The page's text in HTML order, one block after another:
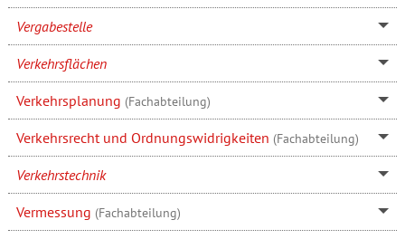
Vergabestelle
Verkehrsflächen
Verkehrsplanung (Fachabteilung)
Verkehrsrecht und Ordnungswidrigkeiten (Fachabteilung)
Verkehrstechnik
Vermessung (Fachabteilung)